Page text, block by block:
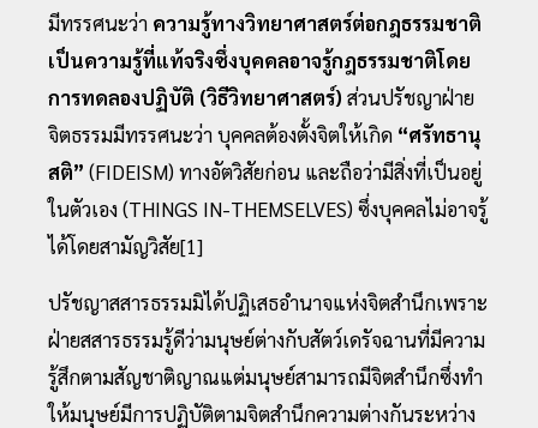
มีทรรศนะว่า ความรู้ทางวิทยาศาสตร์ต่อกฎธรรมชาติ
เป็นความรู้ที่แท้จริงซึ่งบุคคลอาจรู้กฎธรรมชาติโดย
การทดลองปฏิบัติ (วิธีวิทยาศาสตร์) ส่วนปรัชญาฝ่าย
จิตธรรมมีทรรศนะว่า บุคคลต้องตั้งจิตให้เกิด “ศรัทธานุ
สติ” (FIDEISM) ทางอัตวิสัยก่อน และถือว่ามีสิ่งที่เป็นอยู่
ในตัวเอง (THINGS IN-THEMSELVES) ซึ่งบุคคลไม่อาจรู้
ได้โดยสามัญวิสัย[1]
ปรัชญาสสารธรรมมิได้ปฏิเสธอํานาจแห่งจิตสํานึกเพราะ
ฝ่ายสสารธรรมรู้ดีว่ามนุษย์ต่างกับสัตว์เดรัจฉานที่มีความ
รู้สึกตามสัญชาติญาณแต่มนุษย์สามารถมีจิตสํานึกซึ่งทํา
ให้มนุษย์มีการปฏิบัติตามจิตสํานึกความต่างกันระหว่าง